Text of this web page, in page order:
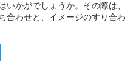
いかがでしょうか。その際は、
合わせと、イメージのすり合わ